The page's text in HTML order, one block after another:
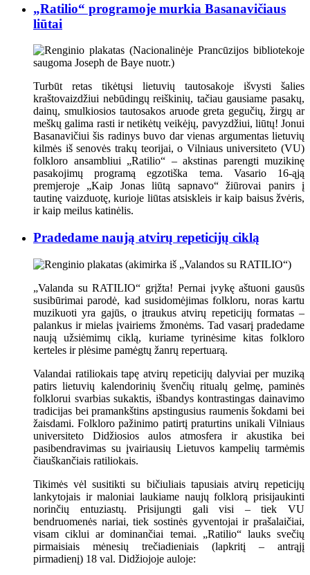
„Ratilio“ programoje murkia Basanavičiaus
liūtai
Turbūt retas tikėtųsi lietuvių tautosakoje išvysti šalies
kraštovaizdžiui nebūdingų reiškinių, tačiau gausiame pasakų,
dainų, smulkiosios tautosakos aruode greta gegučių, žirgų ar
meškų galima rasti ir netikėtų veikėjų, pavyzdžiui, liūtų! Jonui
Basanavičiui šis radinys buvo dar vienas argumentas lietuvių
kilmės iš senovės trakų teorijai, o Vilniaus universiteto (VU)
folkloro ansambliui „Ratilio“ – akstinas parengti muzikinę
pasakojimų programą egzotiška tema. Vasario 16-ąją
premjeroje „Kaip Jonas liūtą sapnavo“ žiūrovai panirs į
tautinę vaizduotę, kurioje liūtas atsiskleis ir kaip baisus žvėris,
ir kaip meilus katinėlis.
Pradedame naują atvirų repeticijų ciklą
„Valanda su RATILIO“ grįžta! Pernai įvykę aštuoni gausūs
susibūrimai parodė, kad susidomėjimas folkloru, noras kartu
muzikuoti yra gajūs, o įtraukus atvirų repeticijų formatas –
palankus ir mielas įvairiems žmonėms. Tad vasarį pradedame
naują užsiėmimų ciklą, kuriame tyrinėsime kitas folkloro
kerteles ir plėsime pamėgtų žanrų repertuarą.
Valandai ratiliokais tapę atvirų repeticijų dalyviai per muziką
patirs lietuvių kalendorinių švenčių ritualų gelmę, paminės
folklorui svarbias sukaktis, išbandys kontrastingas dainavimo
tradicijas bei pramankštins apstingusius raumenis šokdami bei
žaisdami. Folkloro pažinimo patirtį praturtins unikali Vilniaus
universiteto Didžiosios aulos atmosfera ir akustika bei
pasibendravimas su įvairiausių Lietuvos kampelių tarmėmis
čiauškančiais ratiliokais.
Tikimės vėl susitikti su bičiuliais tapusiais atvirų repeticijų
lankytojais ir maloniai laukiame naujų folklorą prisijaukinti
norinčių entuziastų. Prisijungti gali visi – tiek VU
bendruomenės nariai, tiek sostinės gyventojai ir prašalaičiai,
visam ciklui ar dominančiai temai. „Ratilio“ lauks svečių
pirmaisiais mėnesių trečiadieniais (lapkritį – antrąjį
pirmadienį) 18 val. Didžiojoje auloje: